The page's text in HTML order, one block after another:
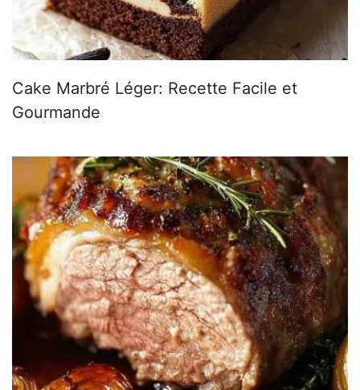
Cake Marbré Léger: Recette Facile et
Gourmande